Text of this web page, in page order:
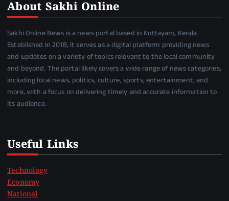
About Sakhi Online
Sakhi Online News is a news portal based in Kottayam, Kerala.
Established in 2018, it serves as a digital platform providing news
and updates on a variety of topics relevant to the local community
and beyond. The portal likely covers a wide range of news categories,
including local news, politics, culture, sports, entertainment, and
more, with a focus on delivering timely and accurate information to
its audience.
Useful Links
Technology
Economy
National